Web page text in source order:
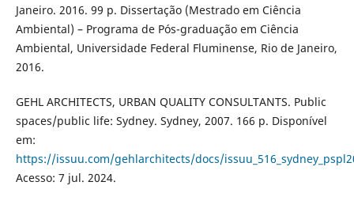
Janeiro. 2016. 99 p. Dissertação (Mestrado em Ciência
Ambiental) – Programa de Pós-graduação em Ciência
Ambiental, Universidade Federal Fluminense, Rio de Janeiro,
2016.
GEHL ARCHITECTS, URBAN QUALITY CONSULTANTS. Public
spaces/public life: Sydney. Sydney, 2007. 166 p. Disponível
em:
https://issuu.com/gehlarchitects/docs/
Acesso: 7 jul. 2024.